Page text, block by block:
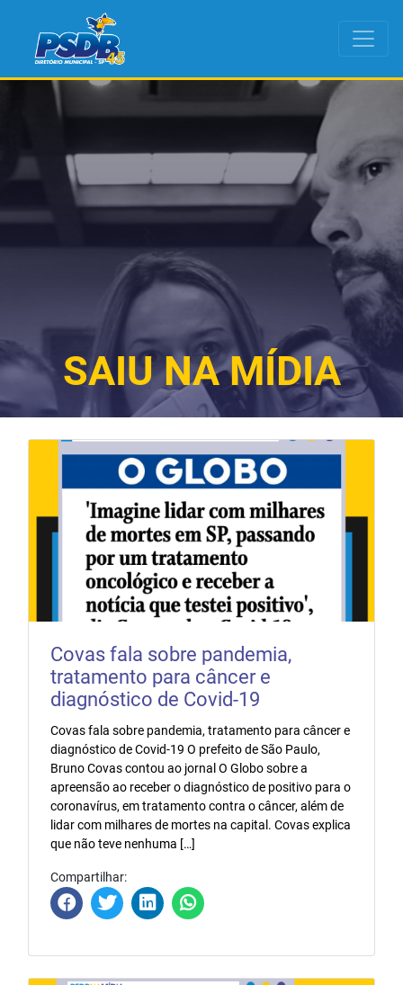
SAIU NA MÍDIA
Covas fala sobre pandemia,
tratamento para câncer e
diagnóstico de Covid-19
Covas fala sobre pandemia, tratamento para câncer e
diagnóstico de Covid-19 O prefeito de São Paulo,
Bruno Covas contou ao jornal O Globo sobre a
apreensão ao receber o diagnóstico de positivo para o
coronavírus, em tratamento contra o câncer, além de
lidar com milhares de mortes na capital. Covas explica
que não teve nenhuma […]
Compartilhar: